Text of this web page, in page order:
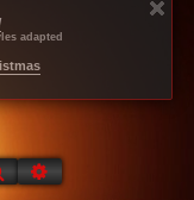
adapted
Suche